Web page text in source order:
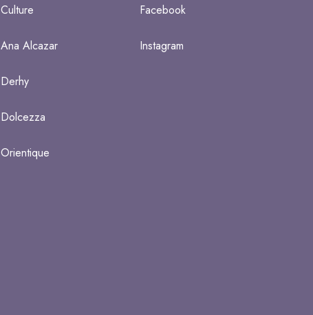
Culture
Ana Alcazar
Derhy
Dolcezza
Orientique
Facebook
Instagram